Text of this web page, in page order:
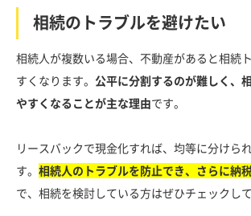
相続のトラブルを避けたい
相続人が複数いる場合、不動産があると相続
すくなります。 公平に分割するのが難しく、
やすくなることが主な理由です。
リースバックで現金化すれば、均等に分けら
す。 相続人のトラブルを防止でき、さらに納
で、相続を検討している方はぜひチェックして